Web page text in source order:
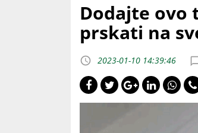
Dodajte ovo
prskati na
2023-01-10 14:39:46